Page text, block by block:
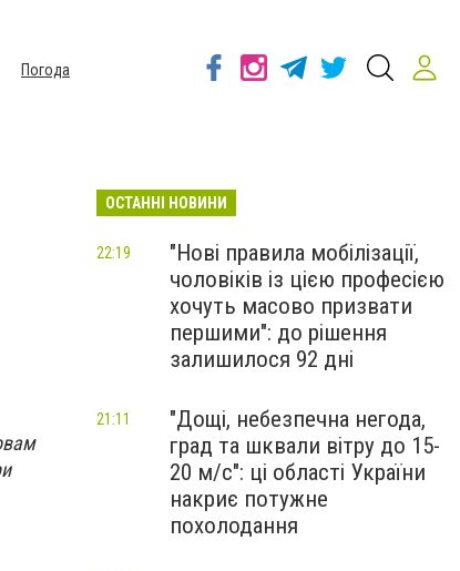
Погода
ОСТАННІ НОВИНИ
"Нові правила мобілізації,
чоловіків із цією професією
хочуть масово призвати
першими": до рішення
залишилося 92 дні
22:19
"Дощі, небезпечна негода,
град та шквали вітру до 15-
20 м/с": ці області України
накриє потужне
похолодання
21:11